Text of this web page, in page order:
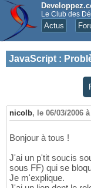
Le Club des
Actus
JavaScript :
nicolb, le 06/03/2006
Bonjour à tous !
J'ai un p'tit soucis
sous FF) qui se
Je m'explique.